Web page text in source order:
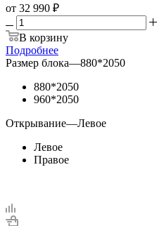
от 32 990 ₽
В корзину
Подробнее
Размер блока—880*2050
880*2050
960*2050
Открывание—Левое
Левое
Правое